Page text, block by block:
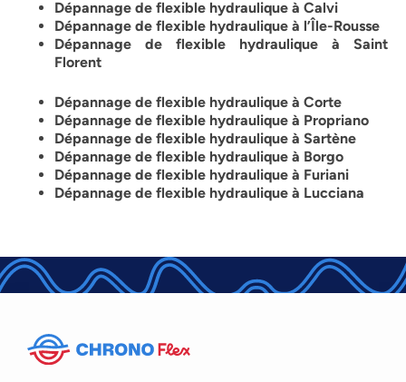
Dépannage de flexible hydraulique à Calvi
Dépannage de flexible hydraulique à l’Île-Rousse
Dépannage de flexible hydraulique à Saint
Florent
Dépannage de flexible hydraulique à Corte
Dépannage de flexible hydraulique à Propriano
Dépannage de flexible hydraulique à Sartène
Dépannage de flexible hydraulique à Borgo
Dépannage de flexible hydraulique à Furiani
Dépannage de flexible hydraulique à Lucciana